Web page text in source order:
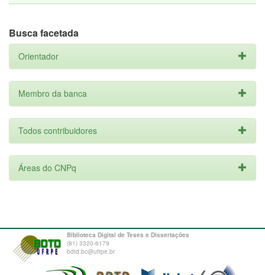
Busca facetada
Orientador
Membro da banca
Todos contribuidores
Áreas do CNPq
Biblioteca Digital de Teses e Dissertações
(81) 3320-6179
bdtd.bc@ufrpe.br